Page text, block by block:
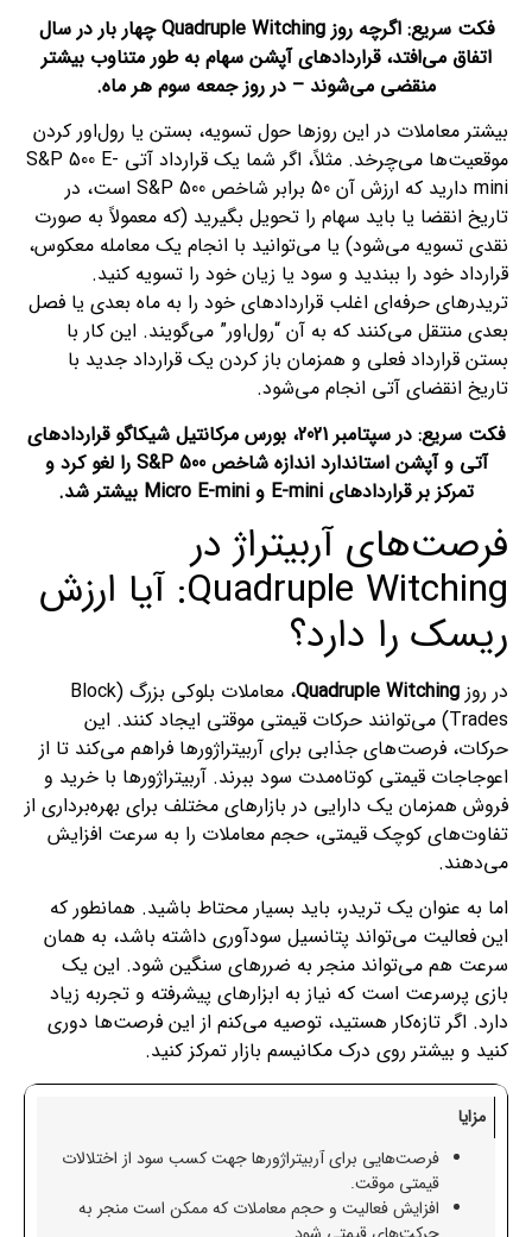
فکت سریع: اگرچه روز Quadruple Witching چهار بار در سال
اتفاق می‌افتد، قراردادهای آپشن سهام به طور متناوب بیشتر
منقضی می‌شوند – در روز جمعه سوم هر ماه.
بیشتر معاملات در این روزها حول تسویه، بستن یا رول‌اور کردن
موقعیت‌ها می‌چرخد. مثلاً، اگر شما یک قرارداد آتی S&P 500 E-
mini دارید که ارزش آن 50 برابر شاخص S&P 500 است، در
تاریخ انقضا یا باید سهام را تحویل بگیرید (که معمولاً به صورت
نقدی تسویه می‌شود) یا می‌توانید با انجام یک معامله معکوس،
قرارداد خود را ببندید و سود یا زیان خود را تسویه کنید.
تریدرهای حرفه‌ای اغلب قراردادهای خود را به ماه بعدی یا فصل
بعدی منتقل می‌کنند که به آن “رول‌اور” می‌گویند. این کار با
بستن قرارداد فعلی و همزمان باز کردن یک قرارداد جدید با
تاریخ انقضای آتی انجام می‌شود.
فکت سریع: در سپتامبر 2021، بورس مرکانتیل شیکاگو قراردادهای
آتی و آپشن استاندارد اندازه شاخص S&P 500 را لغو کرد و
تمرکز بر قراردادهای E-mini و Micro E-mini بیشتر شد.
فرصت‌های آربیتراژ در
Quadruple Witching: آیا ارزش
ریسک را دارد؟
در روز Quadruple Witching
، معاملات بلوکی بزرگ (Block
Trades) می‌توانند حرکات قیمتی موقتی ایجاد کنند. این
حرکات، فرصت‌های جذابی برای آربیتراژورها فراهم می‌کند تا از
اعوجاجات قیمتی کوتاه‌مدت سود ببرند. آربیتراژورها با خرید و
فروش همزمان یک دارایی در بازارهای مختلف برای بهره‌برداری از
تفاوت‌های کوچک قیمتی، حجم معاملات را به سرعت افزایش
می‌دهند.
اما به عنوان یک تریدر، باید بسیار محتاط باشید. همانطور که
این فعالیت می‌تواند پتانسیل سودآوری داشته باشد، به همان
سرعت هم می‌تواند منجر به ضررهای سنگین شود. این یک
بازی پرسرعت است که نیاز به ابزارهای پیشرفته و تجربه زیاد
دارد. اگر تازه‌کار هستید، توصیه می‌کنم از این فرصت‌ها دوری
کنید و بیشتر روی درک مکانیسم بازار تمرکز کنید.
مزایا
فرصت‌هایی برای آربیتراژورها جهت کسب سود از اختلالات
قیمتی موقت.
افزایش فعالیت و حجم معاملات که ممکن است منجر به